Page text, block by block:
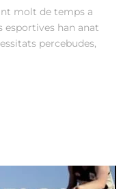
molt de temps a
esportives han anat
percebudes,